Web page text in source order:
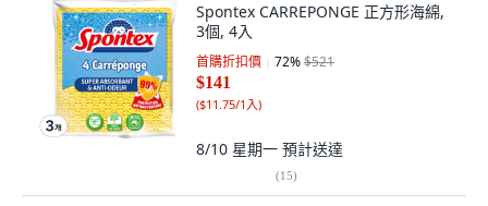
Spontex CARREPONGE 正方形海綿,
3個, 4入
首購折扣價 72%$521
$141
($11.75/1入)
8/10 星期一 預計送達
(15)